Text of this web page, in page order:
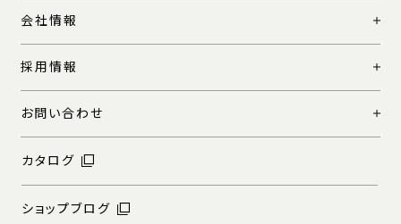
会社情報
採用情報
お問い合わせ
カタログ
ショップブログ